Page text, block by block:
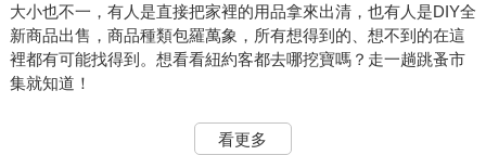
大小也不一，有人是直接把家裡的用品拿來出清，也有人是DIY全
新商品出售，商品種類包羅萬象，所有想得到的、想不到的在這
裡都有可能找得到。想看看紐約客都去哪挖寶嗎？走一趟跳蚤市
集就知道！
小叮嚀：由於跳蚤市集多在戶外，因此冬季許多市集因應氣候會
看更多